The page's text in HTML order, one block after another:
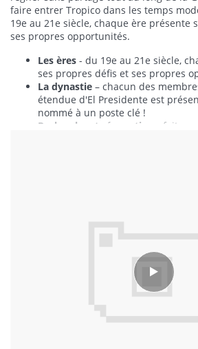
faire entrer Tropico dans les temps
19e au 21e siècle, chaque ère présente
ses propres opportunités.
Les ères - du 19e au 21e siècle,
ses propres défis et ses propres
La dynastie – chacun des
étendue d'El Presidente est
nommé à un poste clé !
Recherche et rénovation
- faites
Partagez vos ressources ou